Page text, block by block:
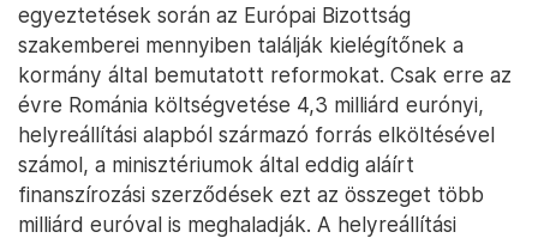
egyeztetések során az Európai Bizottság
szakemberei mennyiben találják kielégítőnek a
kormány által bemutatott reformokat. Csak erre az
évre Románia költségvetése 4,3 milliárd eurónyi,
helyreállítási alapból származó forrás elköltésével
számol, a minisztériumok által eddig aláírt
finanszírozási szerződések ezt az összeget több
milliárd euróval is meghaladják. A helyreállítási